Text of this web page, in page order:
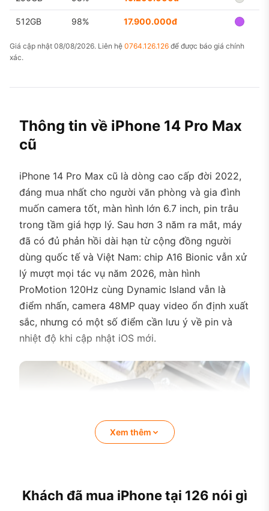
512GB 98% 17.900.000đ
Giá cập nhật 08/08/2026. Liên hệ 0764.126.126 để được báo giá chính
xác.
Thông tin về iPhone 14 Pro Max
cũ
iPhone 14 Pro Max cũ là dòng cao cấp đời 2022,
đáng mua nhất cho người văn phòng và gia đình
muốn camera tốt, màn hình lớn 6.7 inch, pin trâu
trong tầm giá hợp lý. Sau hơn 3 năm ra mắt, máy
đã có đủ phản hồi dài hạn từ cộng đồng người
dùng quốc tế và Việt Nam: chip A16 Bionic vẫn xử
lý mượt mọi tác vụ năm 2026, màn hình
ProMotion 120Hz cùng Dynamic Island vẫn là
điểm nhấn, camera 48MP quay video ổn định xuất
sắc, nhưng có một số điểm cần lưu ý về pin và
nhiệt độ khi cập nhật iOS mới.
Xem thêm
Khách đã mua iPhone tại 126 nói gì